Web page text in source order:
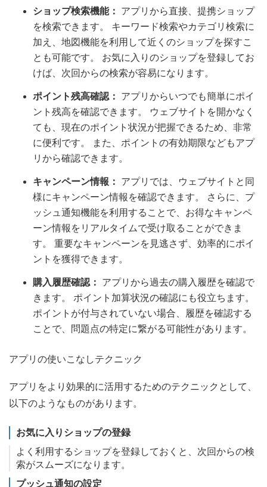
ショップ検索機能：
アプリから直接、提携ショップ
を検索できます。 キーワード検索やカテゴリ検索に
加え、地図機能を利用して近くのショップを探すこ
とも可能です。 お気に入りのショップを登録してお
けば、次回からの検索が容易になります。
ポイント残高確認：
アプリからいつでも簡単にポイ
ント残高を確認できます。 ウェブサイトを開かなく
ても、現在のポイント状況が把握できるため、非常
に便利です。 また、ポイントの有効期限などもアプ
リから確認できます。
キャンペーン情報：
アプリでは、ウェブサイトと同
様にキャンペーン情報を確認できます。 さらに、プ
ッシュ通知機能を利用することで、お得なキャンペ
ーン情報をリアルタイムで受け取ることができま
す。 重要なキャンペーンを見逃さず、効率的にポイ
ントを獲得できます。
購入履歴確認：
アプリから過去の購入履歴を確認で
きます。 ポイント加算状況の確認にも役立ちます。
ポイントが付与されていない場合、履歴を確認する
ことで、問題点の特定に繋がる可能性があります。
アプリの使いこなしテクニック
アプリをより効果的に活用するためのテクニックとして、
以下のようなものがあります。
お気に入りショップの登録
よく利用するショップを登録しておくと、次回からの検
索がスムーズになります。
プッシュ通知の設定